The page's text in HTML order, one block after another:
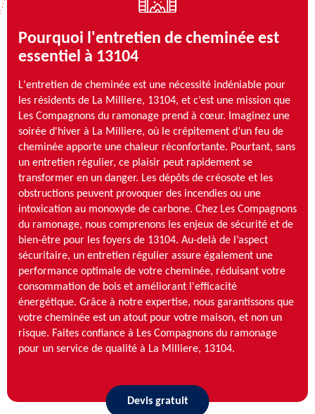
Pourquoi l'entretien de cheminée est
essentiel à 13104
L'entretien de cheminée est une nécessité indéniable pour
les résidents de La Milliere, 13104, et c’est une mission que
Les Compagnons du ramonage prend à cœur. Imaginez une
soirée d'hiver à La Milliere, où le crépitement d’un feu de
cheminée apporte une chaleur réconfortante. Pourtant, sans
un entretien régulier, ce plaisir peut rapidement se
transformer en un danger. Les dépôts de créosote et les
obstructions peuvent provoquer des incendies ou une
intoxication au monoxyde de carbone. Chez Les Compagnons
du ramonage, nous comprenons les enjeux de sécurité et de
bien-être pour les foyers de 13104. Au-delà de l’aspect
sécuritaire, un entretien régulier assure également une
performance optimale de votre cheminée, réduisant votre
consommation de bois et améliorant l'efficacité
énergétique. Grâce à notre expertise, nous garantissons que
votre cheminée est un atout pour votre maison, et non un
risque. Faites confiance à Les Compagnons du ramonage
pour un service de qualité à La Milliere, 13104.
Devis gratuit